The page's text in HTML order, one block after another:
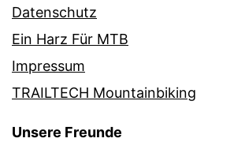
Datenschutz
Ein Harz Für MTB
Impressum
TRAILTECH Mountainbiking
Unsere Freunde